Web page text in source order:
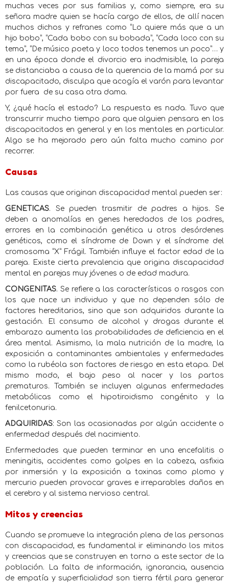
muchas veces por sus familias y, como siempre, era su
señora madre quien se hacía cargo de ellos, de allí nacen
muchos dichos y refranes como “Lo quiere más que a un
hijo bobo”, “Cada bobo con su bobada”, “Cada loco con su
tema”, “De músico poeta y loco todos tenemos un poco”… y
en una época donde el divorcio era inadmisible, la pareja
se distanciaba a causa de la querencia de la mamá por su
discapacitado, disculpa que acogía el varón para levantar
por fuera
de su casa otra dama.
Y, ¿qué hacía el estado? La respuesta es nada. Tuvo que
transcurrir mucho tiempo para que alguien pensara en los
discapacitados en general y en los mentales en particular.
Algo se ha mejorado pero aún falta mucho camino por
recorrer.
Causas
Las causas que originan discapacidad mental pueden ser:
GENETICAS. Se pueden trasmitir de padres a hijos. Se
deben a anomalías en genes heredados de los padres,
errores en la combinación genética u otros desórdenes
genéticos, como el síndrome de Down y el síndrome del
cromosoma “X” Frágil. También influye el factor edad de la
pareja. Existe cierta prevalencia que origina discapacidad
mental en parejas muy jóvenes o de edad madura.
CONGENITAS. Se refiere a las características o rasgos con
los que nace un individuo y que no dependen sólo de
factores hereditarios, sino que son adquiridos durante la
gestación. El consumo de alcohol y drogas durante el
embarazo aumenta las probabilidades de deficiencia en el
área mental. Asimismo, la mala nutrición de la madre, la
exposición a contaminantes ambientales y enfermedades
como la rubéola son factores de riesgo en esta etapa. Del
mismo modo, el bajo peso al nacer y los partos
prematuros. También se incluyen algunas enfermedades
metabólicas como el hipotiroidismo congénito y la
fenilcetonuria.
ADQUIRIDAS: Son las ocasionadas por algún accidente o
enfermedad después del nacimiento.
Enfermedades que pueden terminar en una encefalitis o
meningitis, accidentes como golpes en la cabeza, asfixia
por inmersión y la exposición a toxinas como plomo y
mercurio pueden provocar graves e irreparables daños en
el cerebro y al sistema nervioso central.
Mitos y creencias
Cuando se promueve la integración plena de las personas
con discapacidad, es fundamental ir eliminando los mitos
y creencias que se construyen en torno a este sector de la
población. La falta de información, ignorancia, ausencia
de empatía y superficialidad son tierra fértil para generar